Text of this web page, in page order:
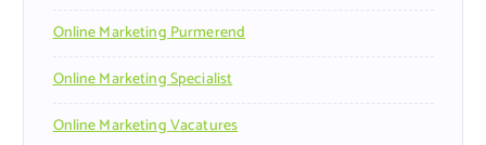
Online Marketing Purmerend
Online Marketing Specialist
Online Marketing Vacatures